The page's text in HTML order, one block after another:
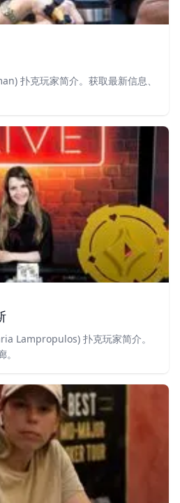
扑克玩家简介。获取最新信息、
Lampropulos) 扑克玩家简介。